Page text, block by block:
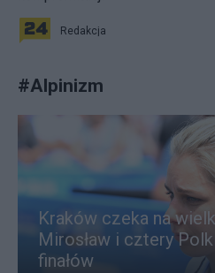
Redakcja
#Alpinizm
Kraków czeka na
Mirosław i cztery
finałów